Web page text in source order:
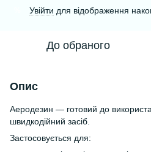
Увійти для відображення
До обраного
Опис
Аеродезин — готовий до
швидкодійний засіб.
Застосовується для: